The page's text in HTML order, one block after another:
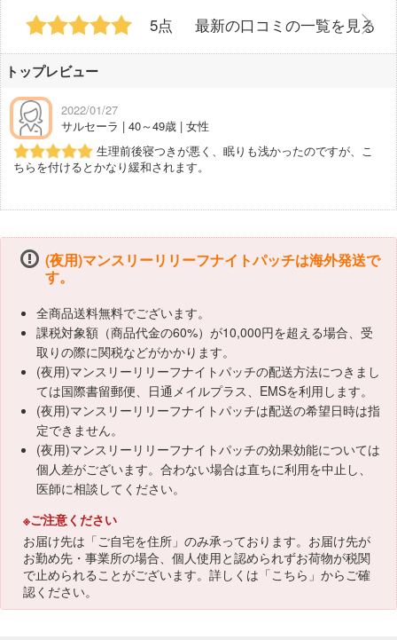
5点 最新の口コミの一覧を見る
トップレビュー
2022/01/27
サルセーラ | 40～49歳 | 女性
生理前後寝つきが悪く、眠りも浅かったのですが、こ
ちらを付けるとかなり緩和されます。
(夜用)マンスリーリリーフナイトパッチは海外発送で
す。
全商品送料無料でございます。
課税対象額（商品代金の60%）が10,000円を超える場合、受
取りの際に関税などがかかります。
(夜用)マンスリーリリーフナイトパッチの配送方法につきまし
ては国際書留郵便、日通メイルプラス、EMSを利用します。
(夜用)マンスリーリリーフナイトパッチは配送の希望日時は指
定できません。
(夜用)マンスリーリリーフナイトパッチの効果効能については
個人差がございます。合わない場合は直ちに利用を中止し、
医師に相談してください。
※ご注意ください
お届け先は「ご自宅を住所」のみ承っております。お届け先が
お勤め先・事業所の場合、個人使用と認められずお荷物が税関
で止められることがございます。詳しくは「こちら 」からご確
認ください。